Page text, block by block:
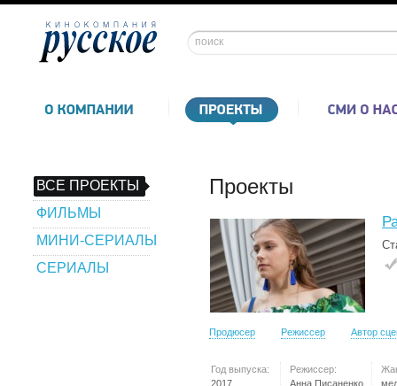
ВСЕ ПРОЕКТЫ
ФИЛЬМЫ
МИНИ-СЕРИАЛЫ
СЕРИАЛЫ
Проекты
Продюсер Режиссер Автор
Год выпуска:
2017
Режиссер:
Анна Писаненко